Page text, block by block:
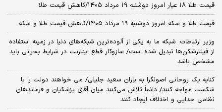
قیمت طلا ۱۸ عیار امروز دوشنبه ۱۹ مرداد ۱۴۰۵/کاهش قیمت طلا
قیمت طلا و سکه امروز دوشنبه ۱۹ مرداد ۱۴۰۵/کاهش قیمت طلا و سکه
وزیر ارتباطات: شبکه ما به یکی از آلوده‌ترین شبکه‌های دنیا در زمینه استفاده
از فیلترشکن‌ها تبدیل شده است/ سازوکار قطع اینترنت در شرایط بحرانی باید
مشخص باشد
کنایه یک روحانی اصولگرا به یاران سعید جلیلی/ می خواهند دولت را با
شکست مواجه کنند/ دائماً تلاش می‌کنند میان آقای پزشکیان و فرماندهان
نظامی جدایی و اختلاف ایجاد کنند